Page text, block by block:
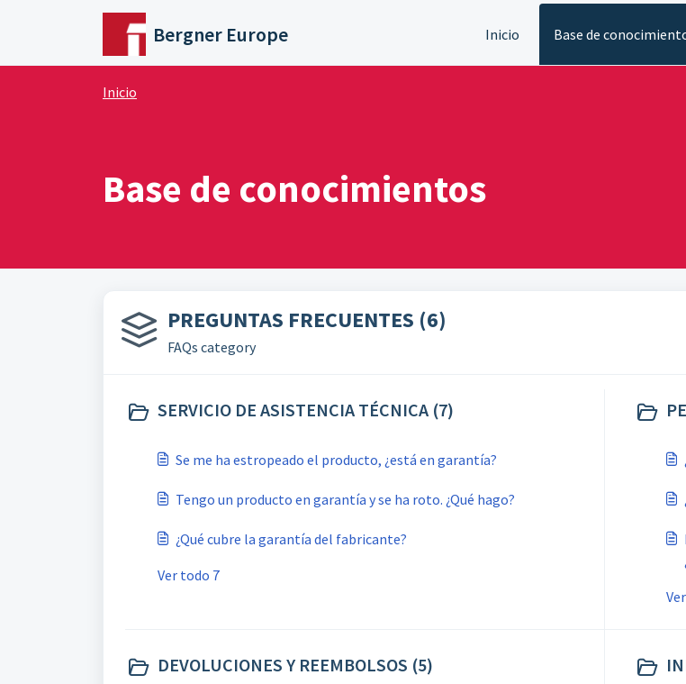
Saltar al contenido principal
Bergner Europe Inicio Base de
Inicio
Base de conocimientos
PREGUNTAS FRECUENTES (6)
FAQs category
SERVICIO DE ASISTENCIA TÉCNICA (7)
Se me ha estropeado el producto, ¿está en garantía?
Tengo un producto en garantía y se ha roto. ¿Qué hago?
¿Qué cubre la garantía del fabricante?
Ver todo 7
DEVOLUCIONES Y REEMBOLSOS (5)